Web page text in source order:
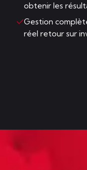
obtenir les
Gestion
réel retour sur